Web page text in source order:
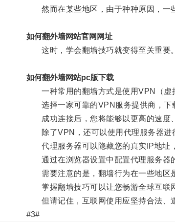
然而在某些地区，由于种种原因，一
如何翻外墙网站官网网址
这时，学会翻墙技巧就变得至关重要。
如何翻外墙网站pc版下载
一种常用的翻墙方式是使用VPN（虚
选择一家可靠的VPN服务提供商，下
成功连接后，您将能够以更高的速度
除了VPN，还可以使用代理服务器进
代理服务器可以隐藏您的真实IP地址，
通过在浏览器设置中配置代理服务器
需要注意的是，翻墙行为在一些地区是
掌握翻墙技巧可以让您畅游全球互联
但请记住，互联网使用应坚持合法、
#3#